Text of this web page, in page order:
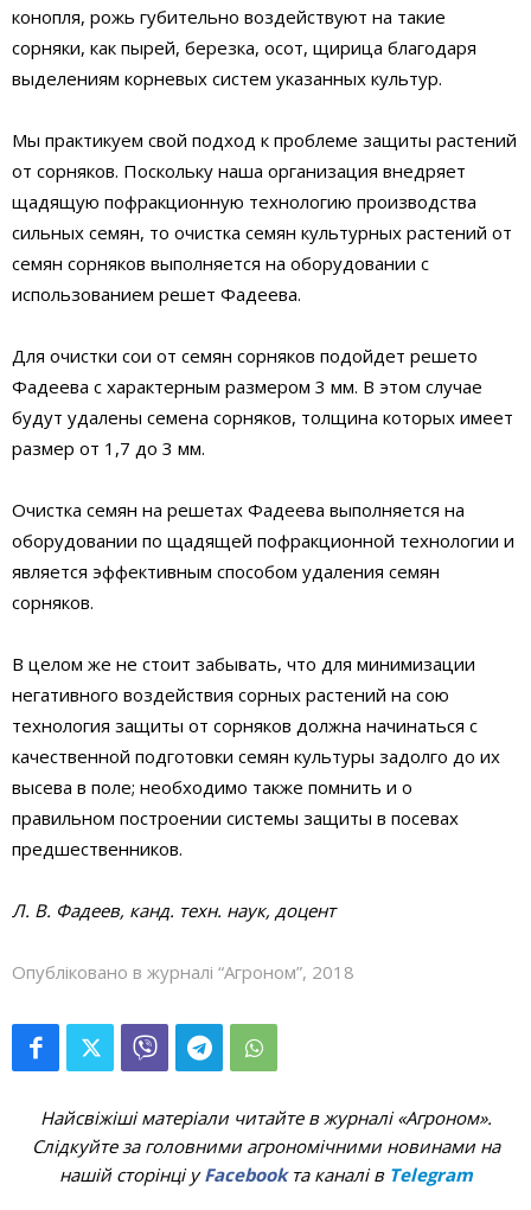
конопля, рожь губительно воздействуют на такие
сорняки, как пырей, березка, осот, щирица благодаря
выделениям корневых систем указанных культур.
Мы практикуем свой подход к проблеме защиты растений
от сорняков. Поскольку наша организация внедряет
щадящую пофракционную технологию производства
сильных семян, то очистка семян культурных растений от
семян сорняков выполняется на оборудовании с
использованием решет Фадеева.
Для очистки сои от семян сорняков подойдет решето
Фадеева с характерным размером 3 мм. В этом случае
будут удалены семена сорняков, толщина которых имеет
размер от 1,7 до 3 мм.
Очистка семян на решетах Фадеева выполняется на
оборудовании по щадящей пофракционной технологии и
является эффективным способом удаления семян
сорняков.
В целом же не стоит забывать, что для минимизации
негативного воздействия сорных растений на сою
технология защиты от сорняков должна начинаться с
качественной подготовки семян культуры задолго до их
высева в поле; необходимо также помнить и о
правильном построении системы защиты в посевах
предшественников.
Л. В. Фадеев, канд. техн. наук, доцент
Опубліковано в журналі “Агроном”, 2018
Найсвіжіші матеріали читайте в журналі «Агроном».
Слідкуйте за головними агрономічними новинами на
нашій сторінці уFacebookта каналі в Telegram